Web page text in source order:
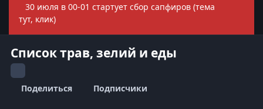
30 июля в 00-01 стартует сбор сапфиров (тема
тут, клик)
Список трав, зелий и еды
Поделиться Подписчики